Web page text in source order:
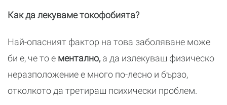
Как да лекуваме токофобията?
Най-опасният фактор на това заболяване може
би е, че то е ментално,а да излекуваш физическо
неразположение е много по-лесно и бързо,
отколкото да третираш психически проблем.